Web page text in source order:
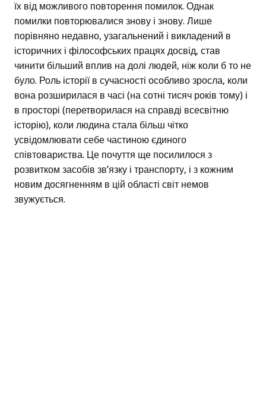
їх від можливого повторення помилок. Однак
помилки повторювалися знову і знову. Лише
порівняно недавно, узагальнений і викладений в
історичних і філософських працях досвід, став
чинити більший вплив на долі людей, ніж коли б то не
було. Роль історії в сучасності особливо зросла, коли
вона розширилася в часі (на сотні тисяч років тому) і
в просторі (перетворилася на справді всесвітню
історію), коли людина стала більш чітко
усвідомлювати себе частиною єдиного
співтовариства. Це почуття ще посилилося з
розвитком засобів зв’язку і транспорту, і з кожним
новим досягненням в цій області світ немов
звужується.